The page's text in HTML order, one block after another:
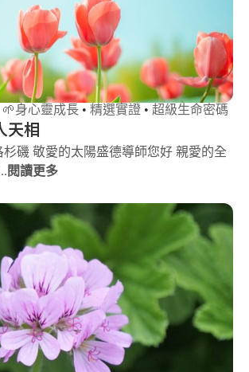
🌱身心靈成長 • 精選實證 • 超級生命密碼
天相
杉磯 敬愛的太陽盛德導師您好 親愛的全
閱讀更多